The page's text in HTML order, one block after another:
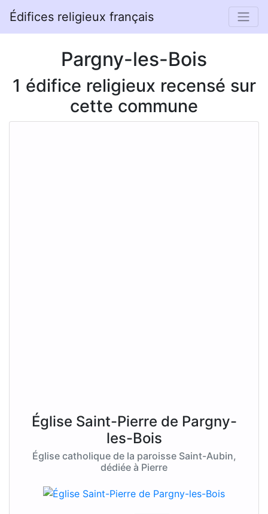
Édifices religieux français
Pargny-les-Bois
1 édifice religieux recensé sur
cette commune
Église Saint-Pierre de Pargny-
les-Bois
Église catholique de la paroisse Saint-Aubin,
dédiée à Pierre